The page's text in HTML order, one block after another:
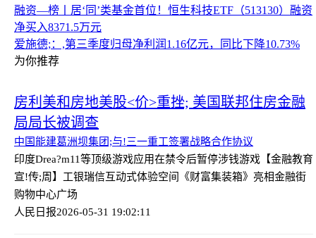
融资—榜丨居‘同’类基金首位！恒生科技ETF（513130）融资
净买入8371.5万元
爱施德;：,第三季度归母净利润1.16亿元，同比下降10.73%
为你推荐
房利美和房地美股<价>重挫; 美国联邦住房金融
局局长被调查
中国能建葛洲坝集团;与!三一重工签署战略合作协议
印度Drea?m11等顶级游戏应用在禁令后暂停涉钱游戏 【金融教育
宣!传;周】工银瑞信互动式体验空间《财富集装箱》亮相金融街
购物中心广场
人民日报2026-05-31 19:02:11